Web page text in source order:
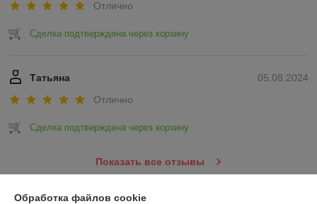
Отлично
Сделка подтверждена через корзину
05.08.2024
Татьяна
Отлично
Сделка подтверждена через корзину
Показать все отзывы
Обработка файлов cookie